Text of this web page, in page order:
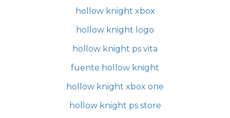
hollow knight xbox
hollow knight logo
hollow knight ps vita
fuente hollow knight
hollow knight xbox one
hollow knight ps store